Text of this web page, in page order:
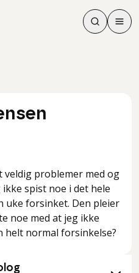
Søk
Søk
Meny
veldig problemer med og
spist noe i det hele
uke forsinket. Den pleier
noe med at jeg ikke
helt normal forsinkelse?